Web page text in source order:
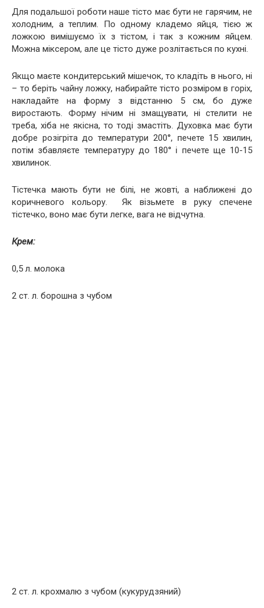
Для подальшої роботи наше тісто має бути не гарячим, не
холодним, а теплим. По одному кладемо яйця, тією ж
ложкою вимішуємо їх з тістом, і так з кожним яйцем.
Можна міксером, але це тісто дуже розлітається по кухні.
Якщо маєте кондитерський мішечок, то кладіть в нього, ні
– то беріть чайну ложку, набирайте тісто розміром в горіх,
накладайте на форму з відстанню 5 см, бо дуже
виростають. Форму нічим ні змащувати, ні стелити не
треба, хіба не якісна, то тоді змастіть. Духовка має бути
добре розігріта до температури 200°, печете 15 хвилин,
потім збавляєте температуру до 180° і печете ще 10-15
хвилинок.
Тістечка мають бути не білі, не жовті, а наближені до
коричневого кольору. Як візьмете в руку спечене
тістечко, воно має бути легке, вага не відчутна.
Крем:
0,5 л. молока
2 ст. л. борошна з чубом
2 ст. л. крохмалю з чубом (кукурудзяний)